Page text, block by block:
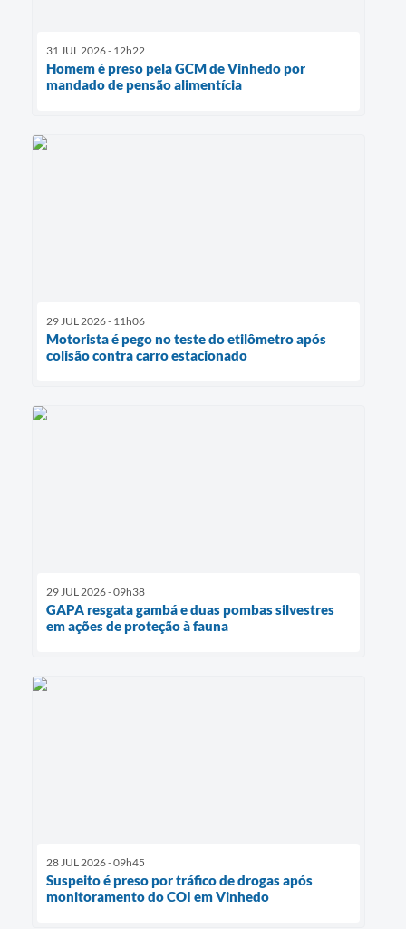
31 JUL 2026 - 12h22
Homem é preso pela GCM de Vinhedo por
mandado de pensão alimentícia
29 JUL 2026 - 11h06
Motorista é pego no teste do etilômetro após
colisão contra carro estacionado
29 JUL 2026 - 09h38
GAPA resgata gambá e duas pombas silvestres
em ações de proteção à fauna
28 JUL 2026 - 09h45
Suspeito é preso por tráfico de drogas após
monitoramento do COI em Vinhedo